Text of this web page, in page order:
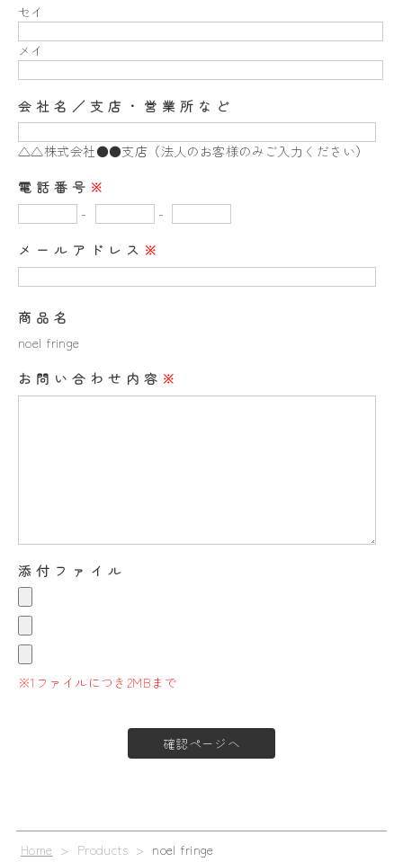
セイ
メイ
会社名／支店・営業所など
△△株式会社●●支店（法人のお客様のみご入力ください）
電話番号 ※
-
-
メールアドレス ※
商品名
noel fringe
お問い合わせ内容 ※
添付ファイル
※1ファイルにつき2MBまで
Home > Products > noel fringe